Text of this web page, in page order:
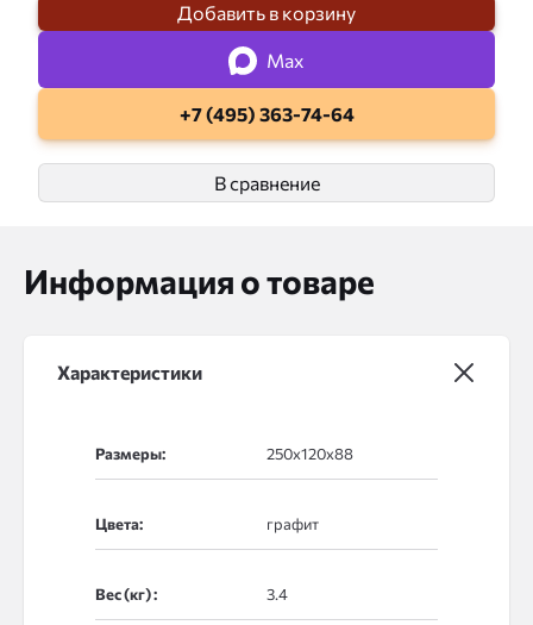
Добавить в корзину
Max
+7 (495) 363-74-64
В сравнение
Информация о товаре
Характеристики
Размеры:
Цвета:
Вес (кг) :